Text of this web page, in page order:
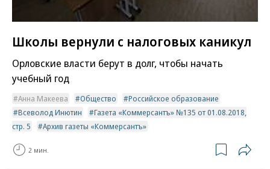
Школы вернули с налоговых каникул
Орловские власти берут в долг, чтобы начать
учебный год
Анна Макеева Общество
Российское образование
Всеволод Инютин
Газета «Коммерсантъ» №135 от 01.08.2018,
стр. 5
Архив газеты «Коммерсантъ»
2 мин.